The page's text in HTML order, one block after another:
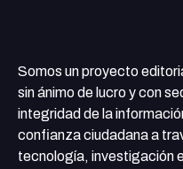
Somos un proyecto
sin ánimo de lucro y con
integridad de la
confianza ciudadana a
tecnología, investigación